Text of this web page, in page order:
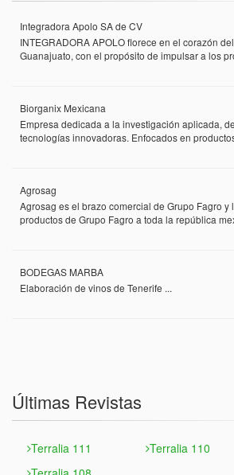
Integradora Apolo SA de CV
INTEGRADORA APOLO florece en el corazón
Guanajuato, con el propósito de impulsar a los
Biorganix Mexicana
Empresa dedicada a la investigación aplicada,
tecnologías innovadoras. Enfocados en
Agrosag
Agrosag es el brazo comercial de Grupo Fagro y
productos de Grupo Fagro a toda la república
BODEGAS MARBA
Elaboración de vinos de Tenerife ...
Últimas Revistas
Terralia 111 Terralia 110